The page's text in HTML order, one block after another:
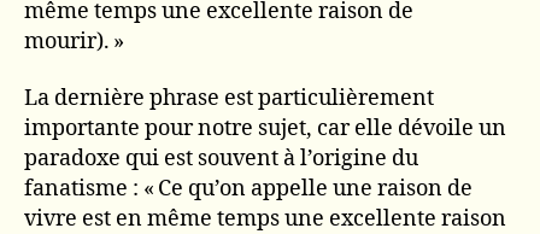
même temps une excellente raison de
mourir). »
La dernière phrase est particulièrement
importante pour notre sujet, car elle dévoile un
paradoxe qui est souvent à l’origine du
fanatisme : « Ce qu’on appelle une raison de
vivre est en même temps une excellente raison